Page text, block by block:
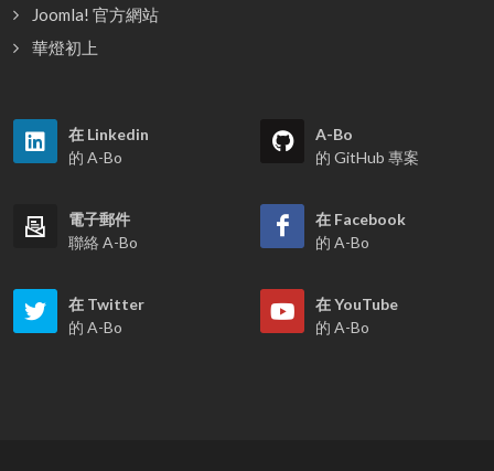
Joomla! 官方網站
華燈初上
在 Linkedin
的 A-Bo
A-Bo
的 GitHub 專案
電子郵件
聯絡 A-Bo
在 Facebook
的 A-Bo
在 Twitter
的 A-Bo
在 YouTube
的 A-Bo